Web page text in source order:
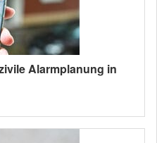
Alarmplanung in